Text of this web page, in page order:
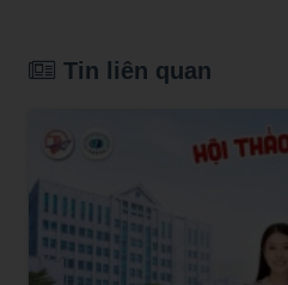
Tin liên quan